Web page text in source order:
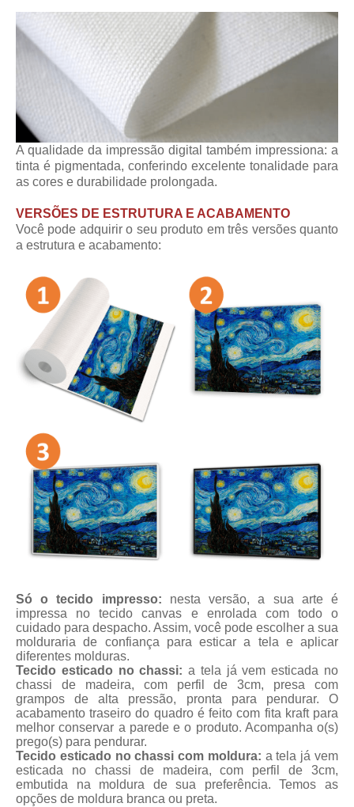
A qualidade da impressão digital também impressiona: a
tinta é pigmentada, conferindo excelente tonalidade para
as cores e durabilidade prolongada.
VERSÕES DE ESTRUTURA E ACABAMENTO
Você pode adquirir o seu produto em três versões quanto
a estrutura e acabamento:
Só o tecido impresso: nesta versão, a sua arte é
impressa no tecido canvas e enrolada com todo o
cuidado para despacho. Assim, você pode escolher a sua
molduraria de confiança para esticar a tela e aplicar
diferentes molduras.
Tecido esticado no chassi: a tela já vem esticada no
chassi de madeira, com perfil de 3cm, presa com
grampos de alta pressão, pronta para pendurar. O
acabamento traseiro do quadro é feito com fita kraft para
melhor conservar a parede e o produto. Acompanha o(s)
prego(s) para pendurar.
Tecido esticado no chassi com moldura: a tela já vem
esticada no chassi de madeira, com perfil de 3cm,
embutida na moldura de sua preferência. Temos as
opções de moldura branca ou preta.